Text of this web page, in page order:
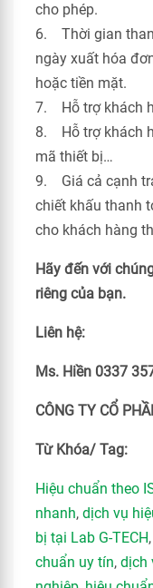
cho phép.
6. Thời gian
ngày xuất hóa
hoặc tiền mặt.
7. Hỗ trợ khách
8. Hỗ trợ khách
mã thiết bị…
9. Giá cả cạnh
chiết khấu thanh
cho khách hàng
Hãy đến với
riêng của bạn.
Liên hệ:
Ms. Hiền 0337
CÔNG TY CỔ
Từ Khóa/ Tag:
Hiệu chuẩn theo
nhanh, dịch vụ
bị tại Lab G-TECH,
chuẩn uy tín, dịch